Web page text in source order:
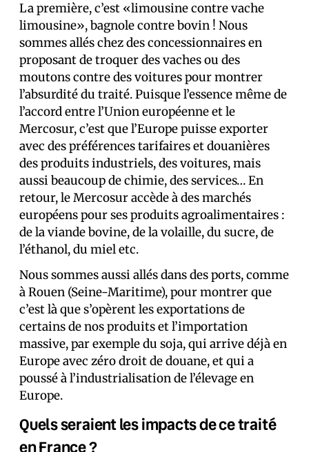
La première, c’est «limousine contre vache
limousine», bagnole contre bovin ! Nous
sommes allés chez des concessionnaires en
proposant de troquer des vaches ou des
moutons contre des voitures pour montrer
l’absurdité du traité. Puisque l’essence même de
l’accord entre l’Union européenne et le
Mercosur, c’est que l’Europe puisse exporter
avec des préférences tarifaires et douanières
des produits industriels, des voitures, mais
aussi beaucoup de chimie, des services… En
retour, le Mercosur accède à des marchés
européens pour ses produits agroalimentaires :
de la viande bovine, de la volaille, du sucre, de
l’éthanol, du miel etc.
Nous sommes aussi allés dans des ports, comme
à Rouen (Seine-Maritime), pour montrer que
c’est là que s’opèrent les exportations de
certains de nos produits et l’importation
massive, par exemple du soja, qui arrive déjà en
Europe avec zéro droit de douane, et qui a
poussé à l’industrialisation de l’élevage en
Europe.
Quels seraient les impacts de ce traité
en France ?